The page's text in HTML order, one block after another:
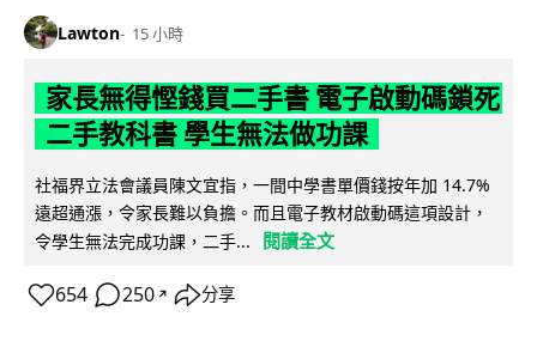
Lawton 15 小時
家長無得慳錢買二手書 電子啟動碼鎖死
二手教科書 學生無法做功課
社福界立法會議員陳文宜指，一間中學書單價錢按年加 14.7%
遠超通漲，令家長難以負擔。而且電子教材啟動碼這項設計，
令學生無法完成功課，二手...
閱讀全文
654 250 ↗ 分享